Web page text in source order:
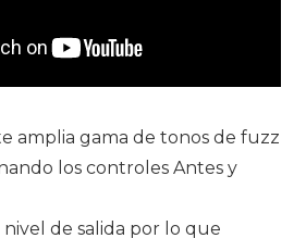
amplia gama de tonos de fuzz
los controles Antes y
nivel de salida por lo que